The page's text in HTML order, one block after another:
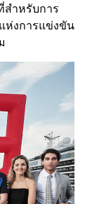
สำหรับการ
ห่งการแข่งขัน